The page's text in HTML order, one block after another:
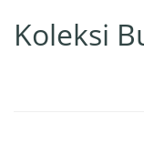
Koleksi